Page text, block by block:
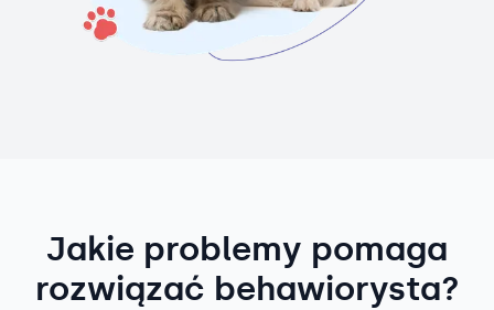
Jakie problemy pomaga
rozwiązać behawiorysta?